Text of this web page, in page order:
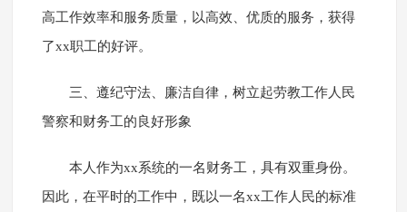
高工作效率和服务质量，以高效、优质的服务，获得
了xx职工的好评。
三、遵纪守法、廉洁自律，树立起劳教工作人民
警察和财务工的良好形象
本人作为xx系统的一名财务工，具有双重身份。
因此，在平时的工作中，既以一名xx工作人民的标准